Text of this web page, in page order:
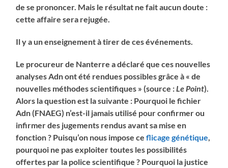
de se prononcer. Mais le résultat ne fait aucun doute :
cette affaire sera rejugée.
Il y a un enseignement à tirer de ces événements.
Le procureur de Nanterre a déclaré que ces nouvelles
analyses Adn ont été rendues possibles grâce à « de
nouvelles méthodes scientifiques » (source : Le Point).
Alors la question est la suivante : Pourquoi le fichier
Adn (FNAEG) n’est-il jamais utilisé pour confirmer ou
infirmer des jugements rendus avant sa mise en
fonction ? Puisqu’on nous impose ceflicage génétique
pourquoi ne pas exploiter toutes les possibilités
offertes par la police scientifique ? Pourquoi la justice